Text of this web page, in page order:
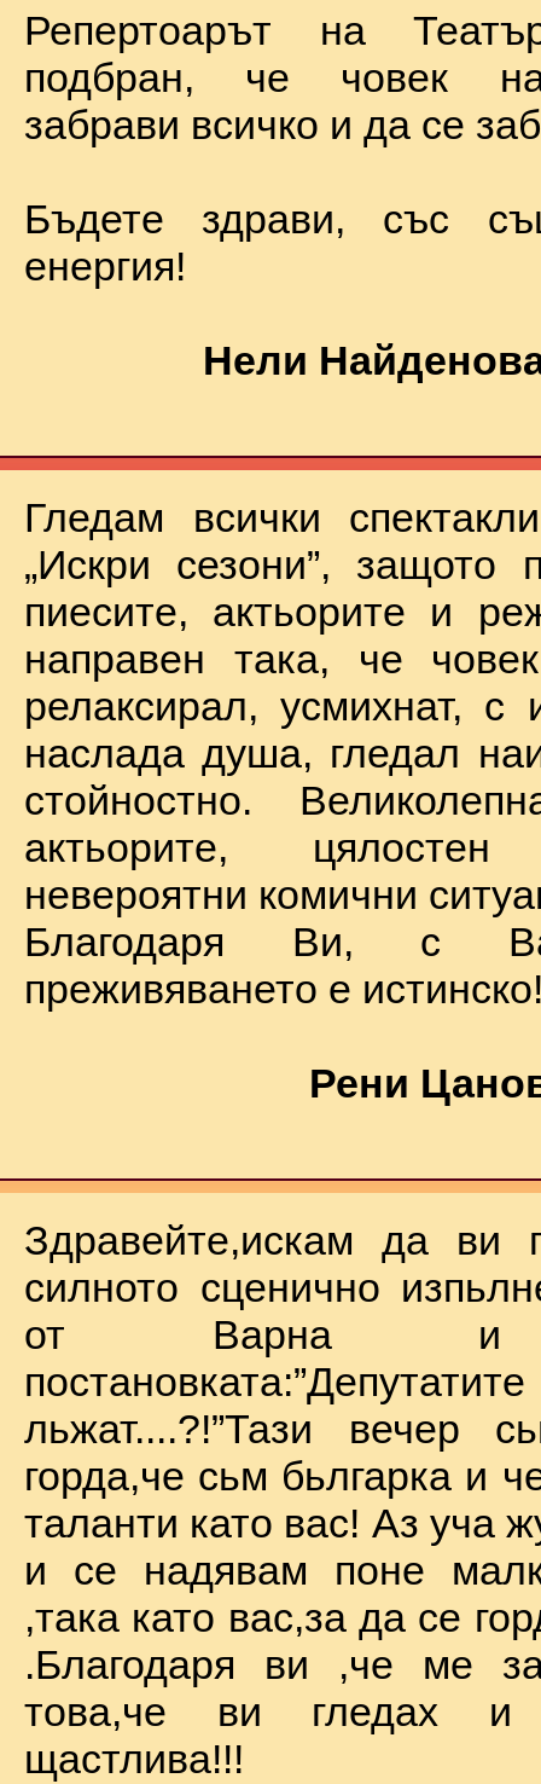
Репертоарът на
подбран, че човек
забрави всичко и да се
Бъдете здрави, със
енергия!
Нели
Гледам всички
„Искри сезони”, защото
пиесите, актьорите и
направен така, че
релаксирал, усмихнат, с
наслада душа, гледал
стойностно.
актьорите, цялостен
невероятни комични
Благодаря Ви, с
преживяването е
Рени
Здравейте,искам да ви
силното сценично
от Варна и
льжат....?!”Тази вечер
горда,че сьм бьлгарка и
таланти като вас! Аз уча
и се надявам поне
,така като вас,за да се
.Благодаря ви ,че ме
това,че ви гледах
щастлива!!!